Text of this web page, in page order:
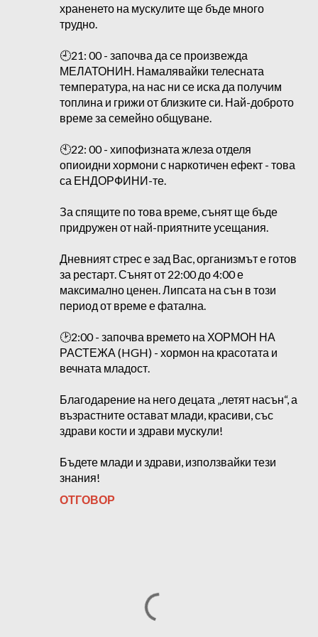
храненето на мускулите ще бъде много
трудно.
🕘21: 00 - започва да се произвежда
МЕЛАТОНИН. Намалявайки телесната
температура, на нас ни се иска да получим
топлина и грижи от близките си. Най-доброто
време за семейно общуване.
🕙22: 00 - хипофизната жлеза отделя
опиоидни хормони с наркотичен ефект - това
са ЕНДОРФИНИ-те.
За спящите по това време, сънят ще бъде
придружен от най-приятните усещания.
Дневният стрес е зад Вас, организмът е готов
за рестарт. Сънят от 22:00 до 4:00 е
максимално ценен. Липсата на сън в този
период от време е фатална.
🕑2:00 - започва времето на ХОРМОН НА
РАСТЕЖА (HGH) - хормон на красотата и
вечната младост.
Благодарение на него децата „летят насън“, а
възрастните остават млади, красиви, със
здрави кости и здрави мускули!
Бъдете млади и здрави, използвайки тези
знания!
ОТГОВОР